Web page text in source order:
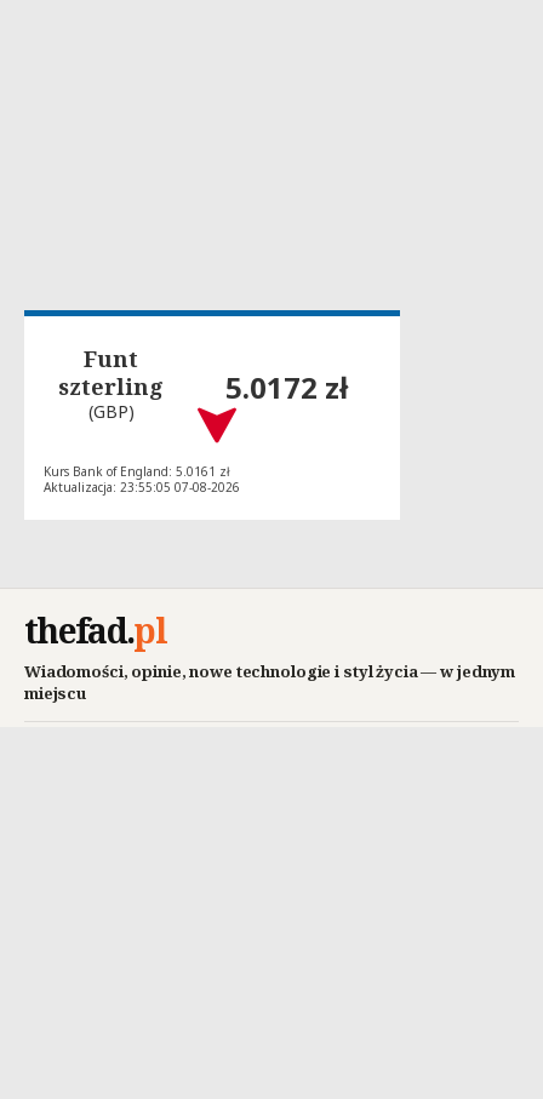
Funt
szterling
(GBP)
5.0172 zł
Kurs Bank of England: 5.0161 zł
Aktualizacja: 23:55:05 07-08-2026
thefad.pl
Wiadomości, opinie, nowe technologie i styl życia — w jednym
miejscu